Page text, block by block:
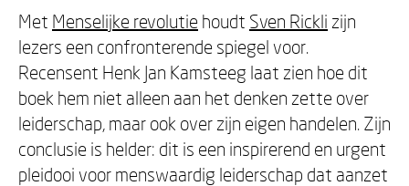
Met Menselijke revolutie houdt Sven Rickli zijn
lezers een confronterende spiegel voor.
Recensent Henk Jan Kamsteeg laat zien hoe dit
boek hem niet alleen aan het denken zette over
leiderschap, maar ook over zijn eigen handelen. Zijn
conclusie is helder: dit is een inspirerend en urgent
pleidooi voor menswaardig leiderschap dat aanzet